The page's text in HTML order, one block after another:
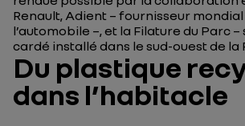
Renault, Adient – fournisseur
l’automobile –, et la Filature du Parc
cardé installé dans le sud-ouest de la
Du plastique
dans l’habitacle